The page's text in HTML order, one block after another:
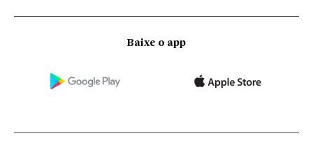
Baixe o app